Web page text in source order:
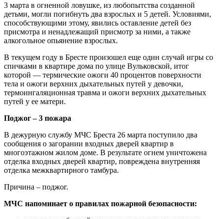
3 марта в огненной ловушке, из любопытства созданной
детьми, могли погибнуть два взрослых и 5 детей. Условиями,
способствующими этому, явились оставление детей без
присмотра и ненадлежащий присмотр за ними, а также
алкогольное опьянение взрослых.
В текущем году в Бресте произошел еще один случай игры со
спичками в квартире дома по улице Вульковской, итог
которой — термические ожоги 40 процентов поверхности
тела и ожоги верхних дыхательных путей у девочки,
термоингаляционная травма и ожоги верхних дыхательных
путей у ее матери.
Поджог – 3 пожара
В дежурную службу МЧС Бреста 26 марта поступило два
сообщения о загорании входных дверей квартир в
многоэтажном жилом доме. В результате огнем уничтожена
отделка входных дверей квартир, повреждена внутренняя
отделка межквартирного тамбура.
Причина – поджог.
МЧС напоминает о правилах пожарной безопасности: